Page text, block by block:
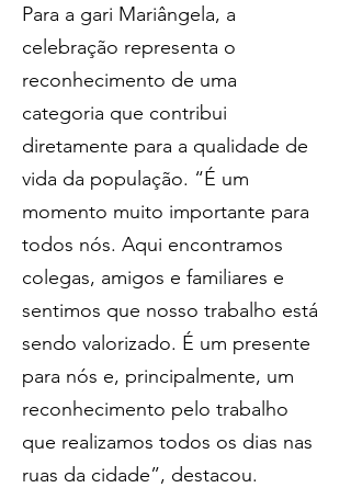
Para a gari Mariângela, a
celebração representa o
reconhecimento de uma
categoria que contribui
diretamente para a qualidade de
vida da população. “É um
momento muito importante para
todos nós. Aqui encontramos
colegas, amigos e familiares e
sentimos que nosso trabalho está
sendo valorizado. É um presente
para nós e, principalmente, um
reconhecimento pelo trabalho
que realizamos todos os dias nas
ruas da cidade”, destacou.